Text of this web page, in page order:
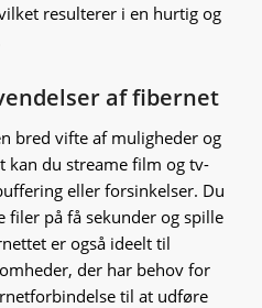
resulterer i en hurtig og
af fibernet
bred vifte af muligheder og
kan du streame film og tv-
eller forsinkelser. Du
filer på få sekunder og spille
er også ideelt til
der har behov for
til at udføre